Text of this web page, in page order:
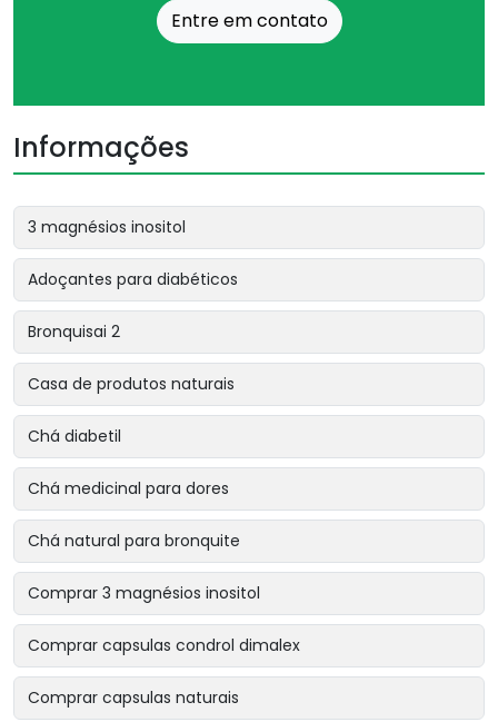
Entre em contato
Informações
3 magnésios inositol
Adoçantes para diabéticos
Bronquisai 2
Casa de produtos naturais
Chá diabetil
Chá medicinal para dores
Chá natural para bronquite
Comprar 3 magnésios inositol
Comprar capsulas condrol dimalex
Comprar capsulas naturais